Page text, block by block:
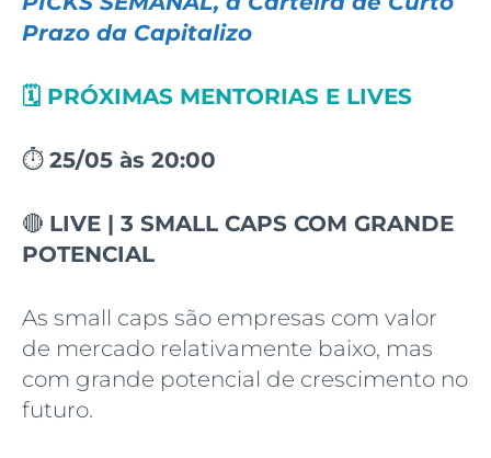
Prazo da Capitalizo
🗓️ PRÓXIMAS MENTORIAS E LIVES
⏱️ 25/05 às 20:00
🔴 LIVE | 3 SMALL CAPS COM GRANDE
POTENCIAL
As small caps são empresas com valor
de mercado relativamente baixo, mas
com grande potencial de crescimento no
futuro.